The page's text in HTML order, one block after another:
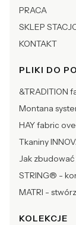
PRACA
SKLEP
KONTAKT
PLIKI DO
&TRADITION
Montana
HAY fabric
Tkaniny
Jak zbudować
STRING® -
MATRI -
KOLEKCJE